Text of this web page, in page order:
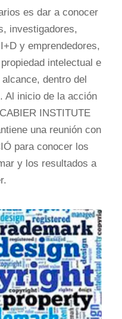
es dar a conocer
investigadores,
y emprendedores,
intelectual e
dentro del
Al inicio de la acción
INSTITUTE
una reunión con
para conocer los
y los resultados a